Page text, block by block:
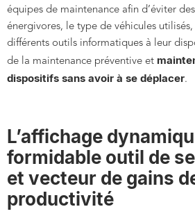
équipes de maintenance afin d’éviter
énergivores, le type de véhicules
différents outils informatiques à leur
de la maintenance préventive et
dispositifs sans avoir à se déplacer.
L’affichage
formidable outil de
et vecteur de gains
productivité